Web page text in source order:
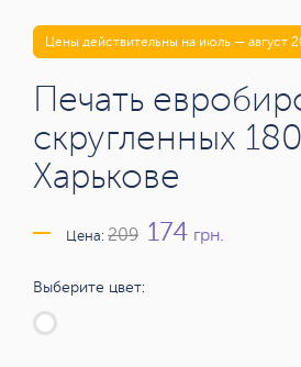
Цены действительны на июль — август
Печать
скругленных
Харькове
Цена: 209 174 грн.
Выберите цвет: